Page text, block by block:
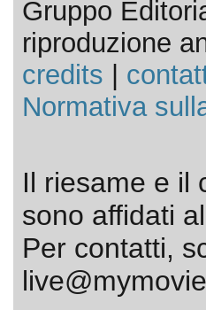
Gruppo
riproduzione
credits
Normativa
Il riesame e il
sono affidati
Per contatti,